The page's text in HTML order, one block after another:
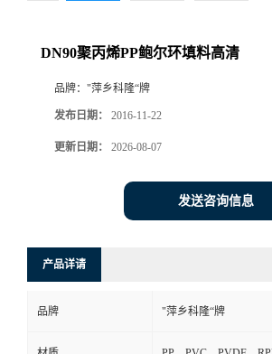
誉
联
DN90聚丙烯PP鲍尔环填料高清
品牌： "萍乡科隆“牌
发布日期： 2016-11-22
更新日期： 2026-08-07
发送咨询信息
产品详请
品牌 "萍乡科隆“牌